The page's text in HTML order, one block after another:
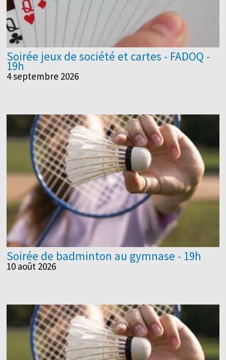
Soirée jeux de société et cartes - FADOQ -
19h
4 septembre 2026
Soirée de badminton au gymnase - 19h
10 août 2026